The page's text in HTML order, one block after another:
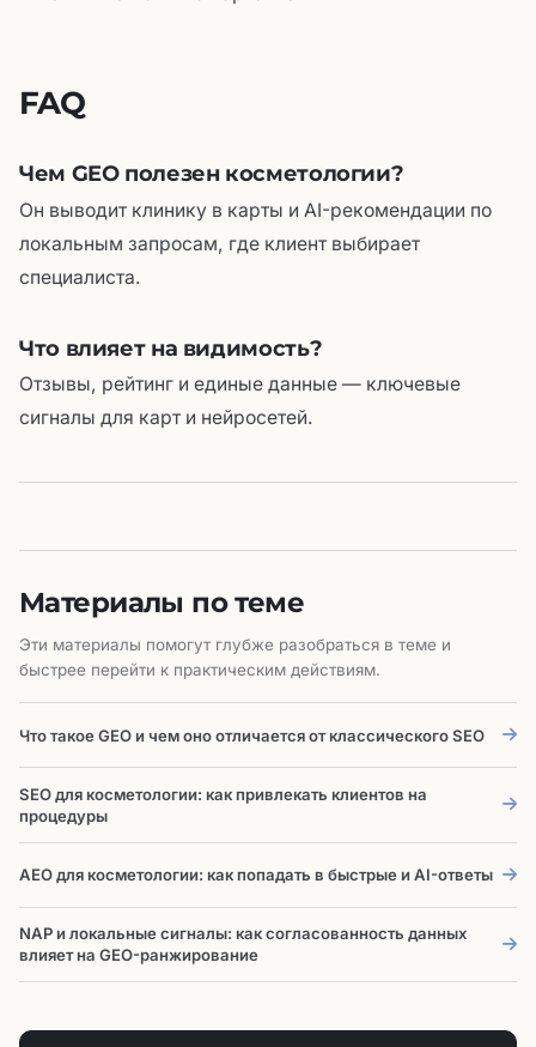
FAQ
Чем GEO полезен косметологии?
Он выводит клинику в карты и AI-рекомендации по
локальным запросам, где клиент выбирает
специалиста.
Что влияет на видимость?
Отзывы, рейтинг и единые данные — ключевые
сигналы для карт и нейросетей.
Материалы по теме
Эти материалы помогут глубже разобраться в теме и
быстрее перейти к практическим действиям.
Что такое GEO и чем оно отличается от классического SEO
SEO для косметологии: как привлекать клиентов на
процедуры
AEO для косметологии: как попадать в быстрые и AI-ответы
NAP и локальные сигналы: как согласованность данных
влияет на GEO-ранжирование